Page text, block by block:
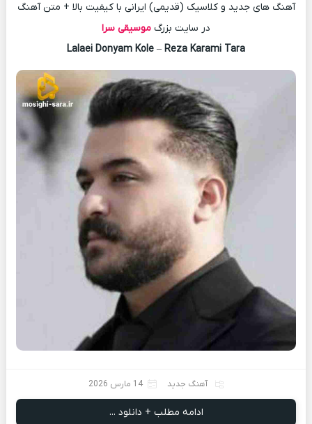
آهنگ های جدید و کلاسیک (قدیمی) ایرانی با کیفیت بالا + متن آهنگ
در سایت بزرگ موسیقی سرا
Lalaei Donyam Kole – Reza Karami Tara
آهنگ جدید 14 مارس 2026
ادامه مطلب + دانلود ...